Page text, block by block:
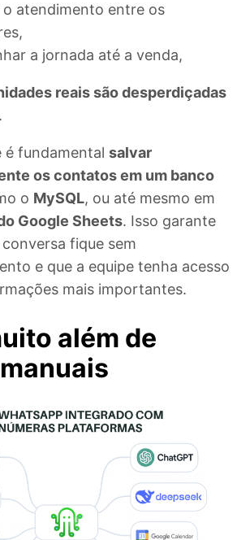
o atendimento entre os
a jornada até a venda,
reais são desperdiçadas
.
é fundamental salvar
os contatos em um banco
o MySQL, ou até mesmo em
Google Sheets. Isso garante
fique sem
e que a equipe tenha acesso
mais importantes.
além de